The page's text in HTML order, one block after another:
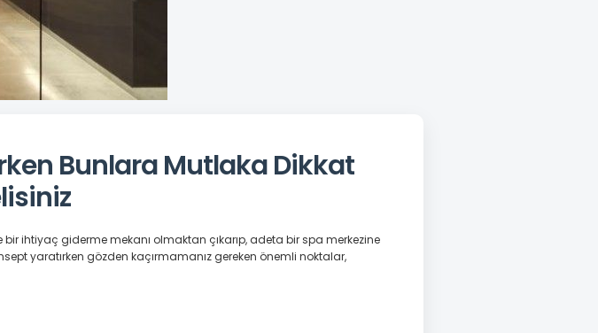
Bunlara Mutlaka Dikkat
ihtiyaç giderme mekanı olmaktan çıkarıp, adeta bir spa merkezine
yaratırken gözden kaçırmamanız gereken önemli noktalar,